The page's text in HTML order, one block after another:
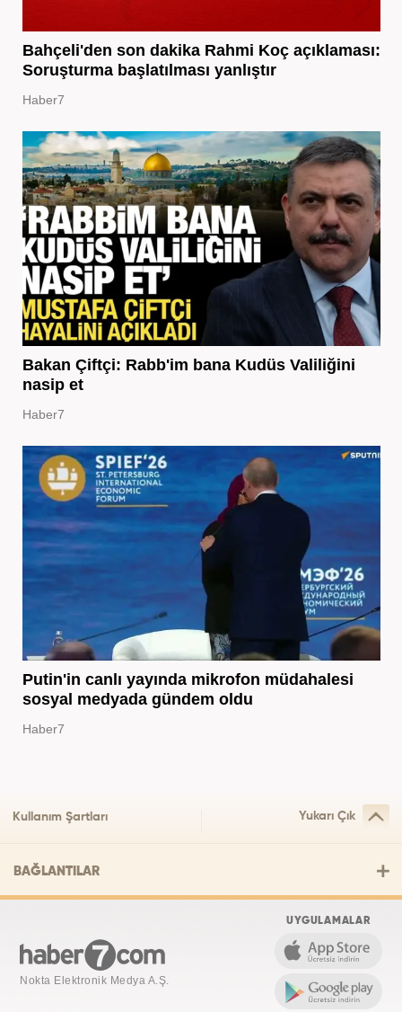
Bahçeli'den son dakika Rahmi Koç açıklaması:
Soruşturma başlatılması yanlıştır
Haber7
Bakan Çiftçi: Rabb'im bana Kudüs Valiliğini
nasip et
Haber7
Putin'in canlı yayında mikrofon müdahalesi
sosyal medyada gündem oldu
Haber7
Kullanım Şartları Yukarı Çık
BAĞLANTILAR
Nokta Elektronik Medya A.Ş.
UYGULAMALAR